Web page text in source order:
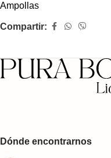
Ampollas
Compartir:
Dónde encontrarnos